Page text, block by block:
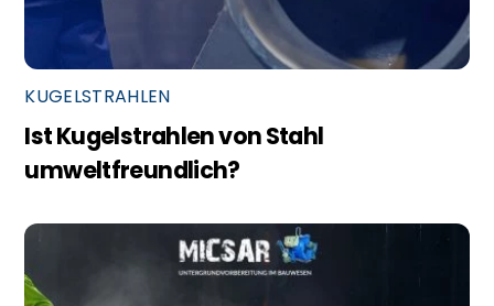
KUGELSTRAHLEN
Ist Kugelstrahlen von Stahl
umweltfreundlich?